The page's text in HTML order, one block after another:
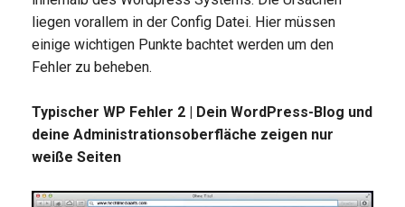
liegen vorallem in der Config Datei. Hier müssen
einige wichtigen Punkte bachtet werden um den
Fehler zu beheben.
Typischer WP Fehler 2 | Dein WordPress-Blog und
deine Administrationsoberfläche zeigen nur
weiße Seiten